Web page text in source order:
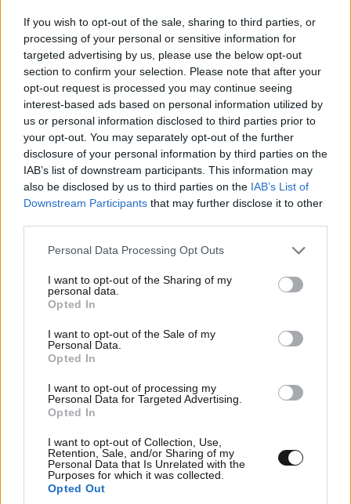
If you wish to opt-out of the sale, sharing to third parties, or
processing of your personal or sensitive information for
targeted advertising by us, please use the below opt-out
section to confirm your selection. Please note that after your
opt-out request is processed you may continue seeing
interest-based ads based on personal information utilized by
us or personal information disclosed to third parties prior to
your opt-out. You may separately opt-out of the further
disclosure of your personal information by third parties on the
IAB’s list of downstream participants. This information may
also be disclosed by us to third parties on the IAB’s List of
Downstream Participants that may further disclose it to other
Please note that this website/app uses one or more Google
not limited to your visit or usage behaviour. You may click to
grant or deny consent to Google and its third-party tags to
use your data for below specified purposes in below Google
consent section.
Personal Data Processing Opt Outs
I want to opt-out of the Sharing of my
personal data.
Opted In
I want to opt-out of the Sale of my
Personal Data.
Opted In
I want to opt-out of processing my
Personal Data for Targeted Advertising.
Opted In
I want to opt-out of Collection, Use,
Retention, Sale, and/or Sharing of my
Personal Data that Is Unrelated with the
Purposes for which it was collected.
Opted Out
Σύγκρουση στον ΟΗΕ: Εννέα κράτη λένε «όχι»
στη Ρωσία για τα Ποινικά Δικαστήρια –
Ανάμεσά τους και η Ελλάδα